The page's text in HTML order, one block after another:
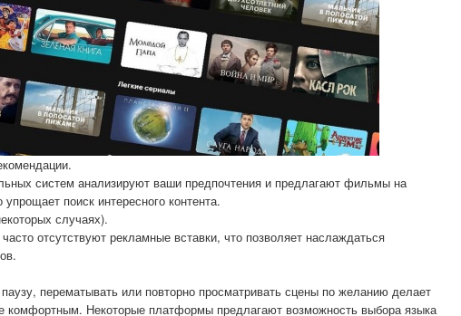
систем анализируют ваши предпочтения и предлагают фильмы на
поиск интересного контента.
случаях).
отсутствуют рекламные вставки, что позволяет наслаждаться
перематывать или повторно просматривать сцены по желанию делает
комфортным. Некоторые платформы предлагают возможность выбора языка